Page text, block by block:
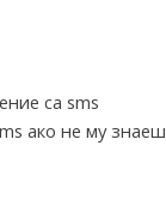
са sms
ако не му знаеш